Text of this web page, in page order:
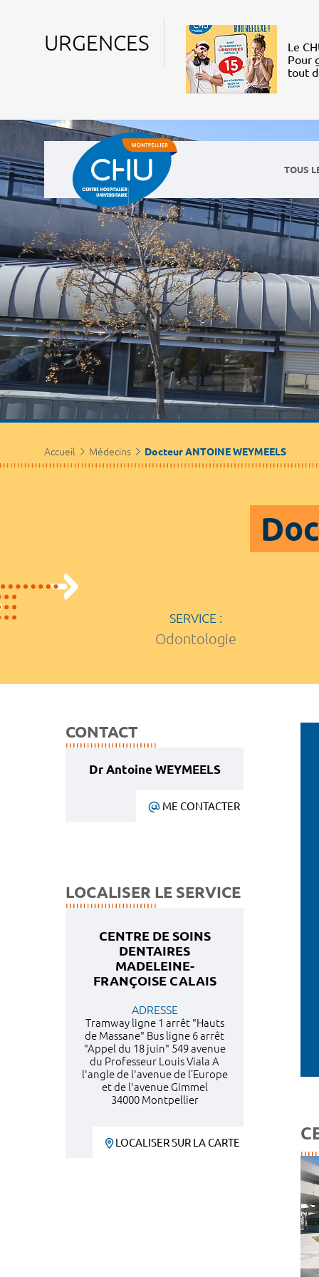
URGENCES
Le
Pour
tout
TOUS
Accueil Médecins Docteur ANTOINE WEYMEELS
SERVICE :
Odontologie
CONTACT
Dr Antoine WEYMEELS
ME CONTACTER
LOCALISER LE SERVICE
CENTRE DE SOINS
DENTAIRES
MADELEINE-
FRANÇOISE CALAIS
ADRESSE
Tramway ligne 1 arrêt "Hauts
de Massane" Bus ligne 6 arrêt
"Appel du 18 juin" 549 avenue
du Professeur Louis Viala A
l'angle de l'avenue de l’Europe
et de l'avenue Gimmel
34000 Montpellier
LOCALISER SUR LA CARTE